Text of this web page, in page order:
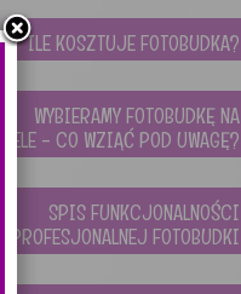
ILE KOSZTUJE FOTOBUDKA?
WYBIERAMY FOTOBUDKĘ NA
- CO WZIĄĆ POD UWAGĘ?
SPIS FUNKCJONALNOŚCI
PROFESJONALNEJ FOTOBUDKI